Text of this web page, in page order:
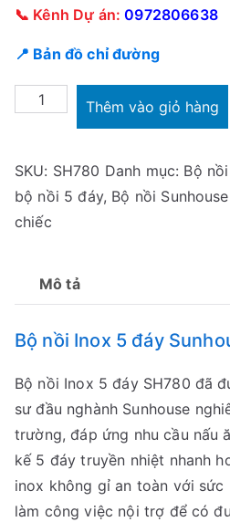
📞 Kênh Dự án:0972806638
📍 Bản đồ chỉ đường
5
đáy
Sunhouse
lượng
Thêm vào giỏ hàng
SKU: SH780 Danh mục: Bộ
bộ nồi 5 đáy, Bộ nồi Sunhouse
chiếc
Mô tả
Bộ nồi Inox 5 đáy
Bộ nồi Inox 5 đáy SH780 đã
sư đầu nghành Sunhouse
trường, đáp ứng nhu cầu nấu
kế 5 đáy truyền nhiệt nhanh
inox không gỉ an toàn với
làm công việc nội trợ để có